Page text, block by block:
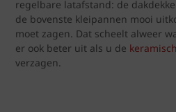
regelbare latafstand: de
de bovenste kleipannen mooi
moet zagen. Dat scheelt alweer
er ook beter uit als u de
verzagen.